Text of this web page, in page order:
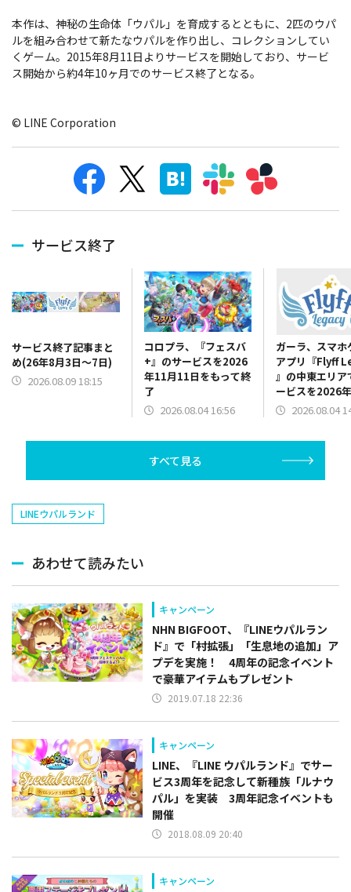
本作は、神秘の生命体「ウパル」を育成するとともに、2匹のウパ
ルを組み合わせて新たなウパルを作り出し、コレクションしてい
くゲーム。2015年8月11日よりサービスを開始しており、サービ
ス開始から約4年10ヶ月でのサービス終了となる。
© LINE Corporation
サービス終了
サービス終了記事まと
め(26年8月3日～7日)
2026.08.09 18:15
コロプラ、『フェスバ
+』のサービスを2026
年11月11日をもって終
了
2026.08.04 16:56
ガーラ、スマホ
アプリ『Flyff
』の中東エリア
ービスを2026
日をもって終了
2026.08.04
すべて見る
LINEウパルランド
あわせて読みたい
キャンペーン
NHN BIGFOOT、『LINEウパルラン
ド』で「村拡張」「生息地の追加」ア
プデを実施！ 4周年の記念イベント
で豪華アイテムもプレゼント
2019.07.18 22:36
キャンペーン
LINE、『LINE ウパルランド』でサー
ビス3周年を記念して新種族「ルナウ
パル」を実装 3周年記念イベントも
開催
2018.08.09 20:40
キャンペーン